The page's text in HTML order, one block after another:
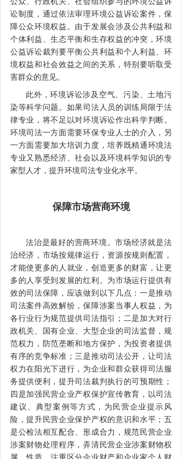
讼制度，通过依法审理环境公益诉讼案件，保
障公众环境权益。由于发展会涉及公共利益和
个体利益、生态平衡和生存权益的冲突，环境
公益诉讼裁判要平衡公共利益和个人利益、环
境权益和社会效益之间的关系，特别要听取受
害群众的意见。
此外，环境诉讼涉及空气、污染、土地污
染等科学问题。如果司法人员的训练局限于法
律专业，将不足以对环境诉讼作出科学判断。
环境司法一方面需要环保专业人士的介入，另
一方面需要加大培训力度，培养既精通环境法
专业又熟悉经济、社会以及环境科学知识的专
家型人才，提升环境司法专业化水平。
保障市场营商环境
法治是最好的营商环境。市场经济就是法
治经济，市场按规律运行，资源按规则配置，
才能使更多的人就业，创造更多的财富，让更
多的人享受到发展的红利。为市场运行提供有
效的司法保障，应该做到以下几点：一是推动
司法案件高效解纷，保障涉案当事人权益，为
各行业行为规范提供司法指引；二是加大对行
政机关、国有企业、大型企业的司法监督，规
范权力，防范垄断和地方保护，为投资者提供
有序的竞争标准；三是推动司法公开，让司法
权力在阳光下进行，为企业和群众获得司法服
务提供便利，提升司法裁判执行的可预期性；
四是加强民营企业产权保护宣传教育，以司法
建议、典型案例等方式，为民营企业提示风
险，提升民营企业保护产权的意识和水平；五
是公检法相互配合、形成合力，规范民营企业
涉案财物处理程序，弄清民营企业涉案财物权
属、性质，注重区分企业财产和企业家个人财